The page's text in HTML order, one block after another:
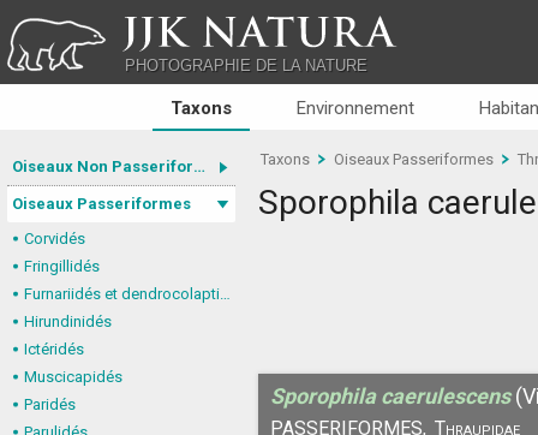
JJK NATURA
PHOTOGRAPHIE DE LA NATURE
Taxons Environnement
Oiseaux Non Passeriformes
Oiseaux Passeriformes
Corvidés
Fringillidés
Furnariidés et dendrocolaptidés
Hirundinidés
Ictéridés
Muscicapidés
Paridés
Taxons Oiseaux Passeriformes
Sporophila
Sporophila caerulescens
PASSERIFORMES, Thraupidae